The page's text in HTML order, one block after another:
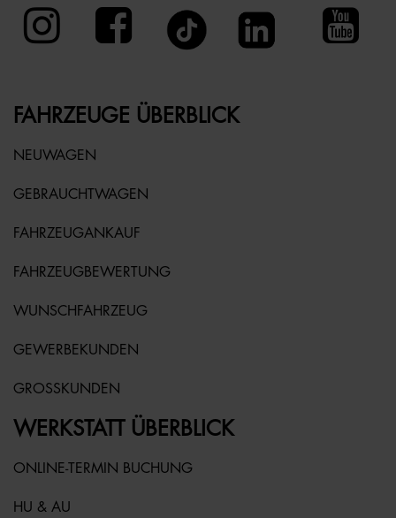
FAHRZEUGE ÜBERBLICK
NEUWAGEN
GEBRAUCHTWAGEN
FAHRZEUGANKAUF
FAHRZEUGBEWERTUNG
WUNSCHFAHRZEUG
GEWERBEKUNDEN
GROSSKUNDEN
WERKSTATT ÜBERBLICK
ONLINE-TERMIN BUCHUNG
HU & AU